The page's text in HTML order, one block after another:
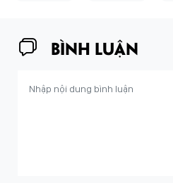
BÌNH LUẬN